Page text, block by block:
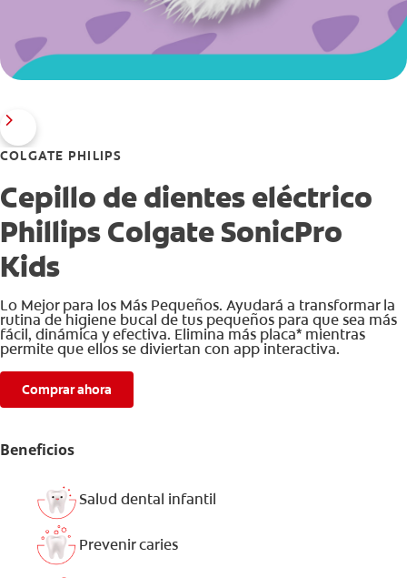
COLGATE PHILIPS
Cepillo de dientes eléctrico
Phillips Colgate SonicPro
Kids
Lo Mejor para los Más Pequeños. Ayudará a transformar la
rutina de higiene bucal de tus pequeños para que sea más
fácil, dinámica y efectiva. Elimina más placa* mientras
permite que ellos se diviertan con app interactiva.
Comprar ahora
Beneficios
Salud dental infantil
Prevenir caries